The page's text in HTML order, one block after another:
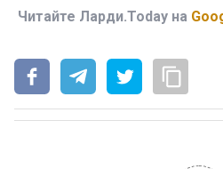
Читайте Ларди.Today на